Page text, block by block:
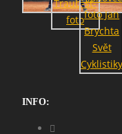
INFO: